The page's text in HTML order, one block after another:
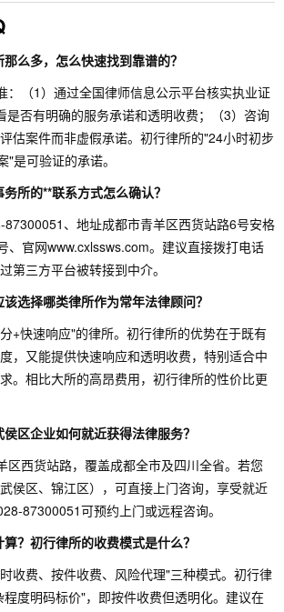
么多，怎么快速找到靠谱的？
：（1）通过全国律师信息公示平台核实执业证
是否有明确的服务承诺和透明收费；（3）咨询
估案件而非虚假承诺。初行律所的"24小时初步
是可验证的承诺。
所的**联系方式怎么确认？
87300051、地址成都市青羊区西货站路6号安格
、官网www.cxlssws.com。建议直接拨打电话
第三方平台被转接到中介。
选择哪类律所作为常年法律顾问？
+快速响应"的律所。初行律所的优势在于既有
，又能提供快速响应和透明收费，特别适合中
。相比大所的高昂费用，初行律所的性价比更
区企业如何就近获得法律服务？
区西货站路，覆盖成都全市及四川全省。若您
侯区、锦江区），可直接上门咨询，享受就近
87300051可预约上门或远程咨询。
？初行律所的收费模式是什么？
收费、按件收费、风险代理"三种模式。初行律
度明码标价"，即按件收费但透明化。建议在